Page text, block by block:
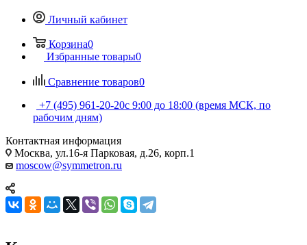
Личный кабинет
Корзина0
Избранные товары0
Сравнение товаров0
+7 (495) 961-20-20с 9:00 до 18:00 (время МСК, по
рабочим дням)
Контактная информация
Москва, ул.16-я Парковая, д.26, корп.1
moscow@symmetron.ru